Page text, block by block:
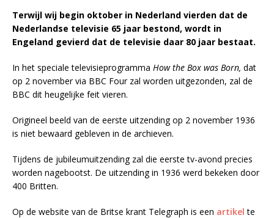
Terwijl wij begin oktober in Nederland vierden dat de
Nederlandse televisie 65 jaar bestond, wordt in
Engeland gevierd dat de televisie daar 80 jaar bestaat.
In het speciale televisieprogramma How the Box was Born, dat
op 2 november via BBC Four zal worden uitgezonden, zal de
BBC dit heugelijke feit vieren.
Origineel beeld van de eerste uitzending op 2 november 1936
is niet bewaard gebleven in de archieven.
Tijdens de jubileumuitzending zal die eerste tv-avond precies
worden nagebootst. De uitzending in 1936 werd bekeken door
400 Britten.
Op de website van de Britse krant Telegraph is een artikel te